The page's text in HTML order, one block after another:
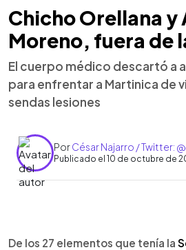
Chicho Orellana y
Moreno, fuera de
El cuerpo médico descartó a
para enfrentar a Martinica de
sendas lesiones
PorCésar Najarro / Twitter:
Publicado el 10 de octubre de
► Escuchar artículo
De los 27 elementos que tenía la